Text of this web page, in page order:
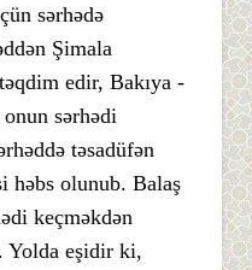
sərhədə
Şimala
edir, Bakıya -
sərhədi
təsadüfən
həbs olunub. Balaş
keçməkdən
Yolda eşidir ki,